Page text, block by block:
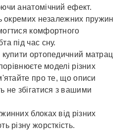
анатомічний ефект.
окремих незалежних пружин
комфортного
під час сну.
ортопедичний матрац
моделі різних
про те, що описи
не збігатися з вашими
блоках від різних
різну жорсткість.